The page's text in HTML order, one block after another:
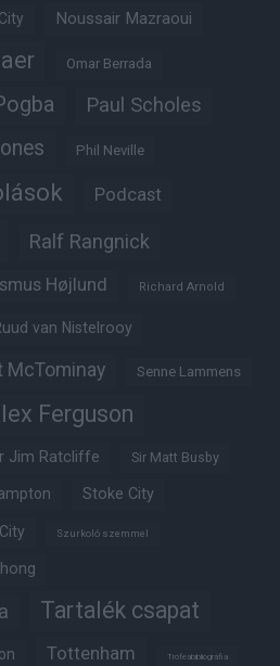
Noussair Mazraoui
Omar Berrada
Paul Scholes
Phil Neville
Podcast
Ralf Rangnick
Højlund Richard Arnold
van Nistelrooy
McTominay Senne Lammens
Ferguson
Jim Ratcliffe Sir Matt Busby
Stoke City
Szurkoló szemmel
Tartalék csapat
Tottenham Trófeabibliográfia